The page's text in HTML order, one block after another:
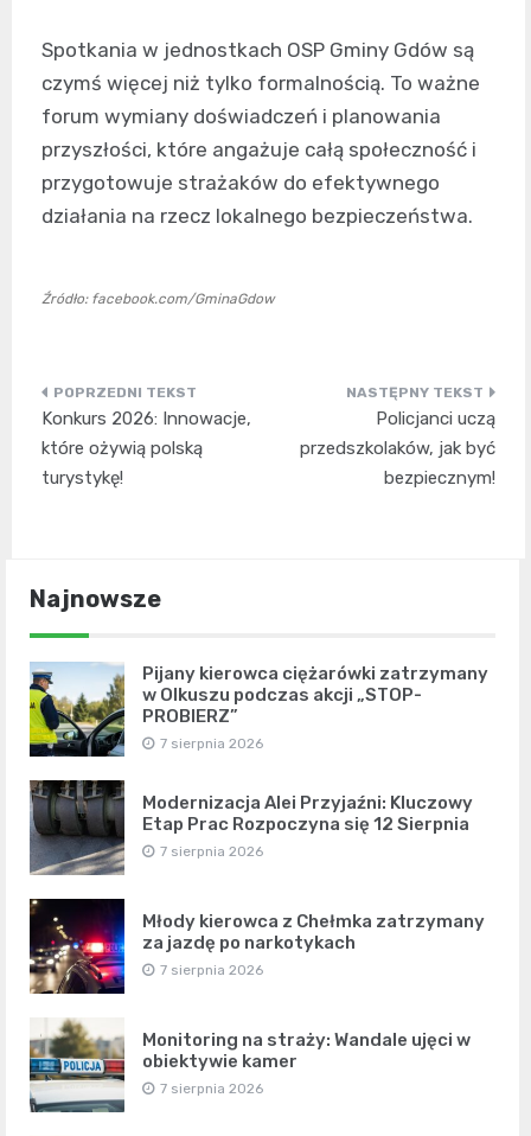
Spotkania w jednostkach OSP Gminy Gdów są
czymś więcej niż tylko formalnością. To ważne
forum wymiany doświadczeń i planowania
przyszłości, które angażuje całą społeczność i
przygotowuje strażaków do efektywnego
działania na rzecz lokalnego bezpieczeństwa.
Źródło: facebook.com/GminaGdow
Nawigacja
wpisu
Konkurs 2026: Innowacje,
które ożywią polską
turystykę!
Policjanci uczą
przedszkolaków, jak być
bezpiecznym!
Najnowsze
Pijany kierowca ciężarówki zatrzymany
w Olkuszu podczas akcji „STOP-
PROBIERZ”
7 sierpnia 2026
Modernizacja Alei Przyjaźni: Kluczowy
Etap Prac Rozpoczyna się 12 Sierpnia
7 sierpnia 2026
Młody kierowca z Chełmka zatrzymany
za jazdę po narkotykach
7 sierpnia 2026
Monitoring na straży: Wandale ujęci w
obiektywie kamer
7 sierpnia 2026